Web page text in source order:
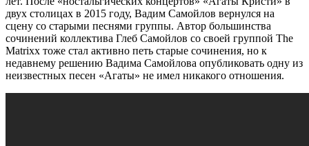
двух столицах в 2015 году, Вадим Самойлов вернулся на
сцену со старыми песнями группы. Автор большинства
сочинений коллектива Глеб Самойлов со своей группой The
Matrixx тоже стал активно петь старые сочинения, но к
недавнему решению Вадима Самойлова опубликовать одну из
неизвестных песен «Агаты» не имел никакого отношения.